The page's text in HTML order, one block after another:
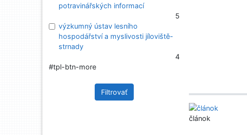
článok
potravinářských informací
5
výzkumný ústav lesního
hospodářství a myslivosti jíloviště-
strnady
4
#tpl-btn-more
Filtrovať